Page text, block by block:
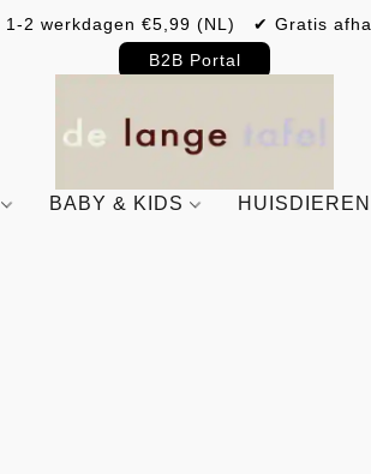
1-2 werkdagen €5,99 (NL) ✔ Gratis
B2B Portal
BABY & KIDS